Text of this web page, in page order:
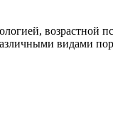
возрастной
видами